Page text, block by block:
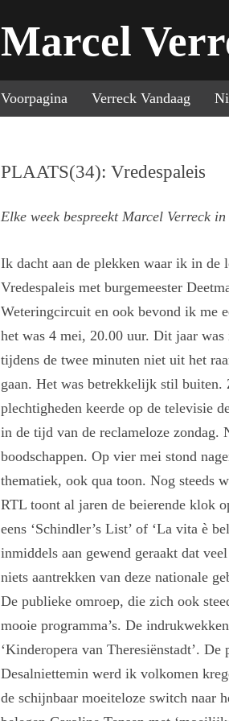
Marcel
Voorpagina Verreck Vandaag
PLAATS(34): Vredespaleis
Elke week bespreekt Marcel Verreck in
Ik dacht aan de plekken waar ik in de
Vredespaleis met burgemeester
Weteringcircuit en ook bevond ik me
het was 4 mei, 20.00 uur. Dit jaar
tijdens de twee minuten niet uit het
gaan. Het was betrekkelijk stil buiten.
plechtigheden keerde op de televisie
in de tijd van de reclameloze zondag.
boodschappen. Op vier mei stond
thematiek, ook qua toon. Nog steeds
RTL toont al jaren de beierende klok
eens ‘Schindler’s List’ of ‘La vita è
inmiddels aan gewend geraakt dat
niets aantrekken van deze nationale
De publieke omroep, die zich ook
mooie programma’s. De
‘Kinderopera van Theresiënstadt’.
Desalniettemin werd ik volkomen
de schijnbaar moeiteloze switch naar